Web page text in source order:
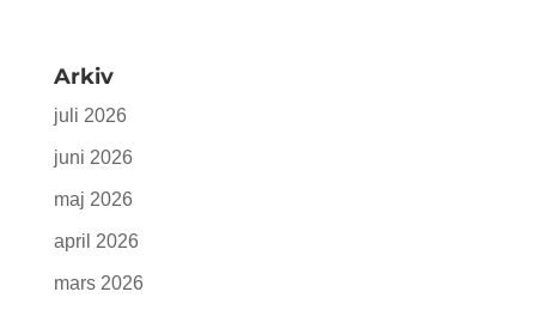
Arkiv
juli 2026
juni 2026
maj 2026
april 2026
mars 2026